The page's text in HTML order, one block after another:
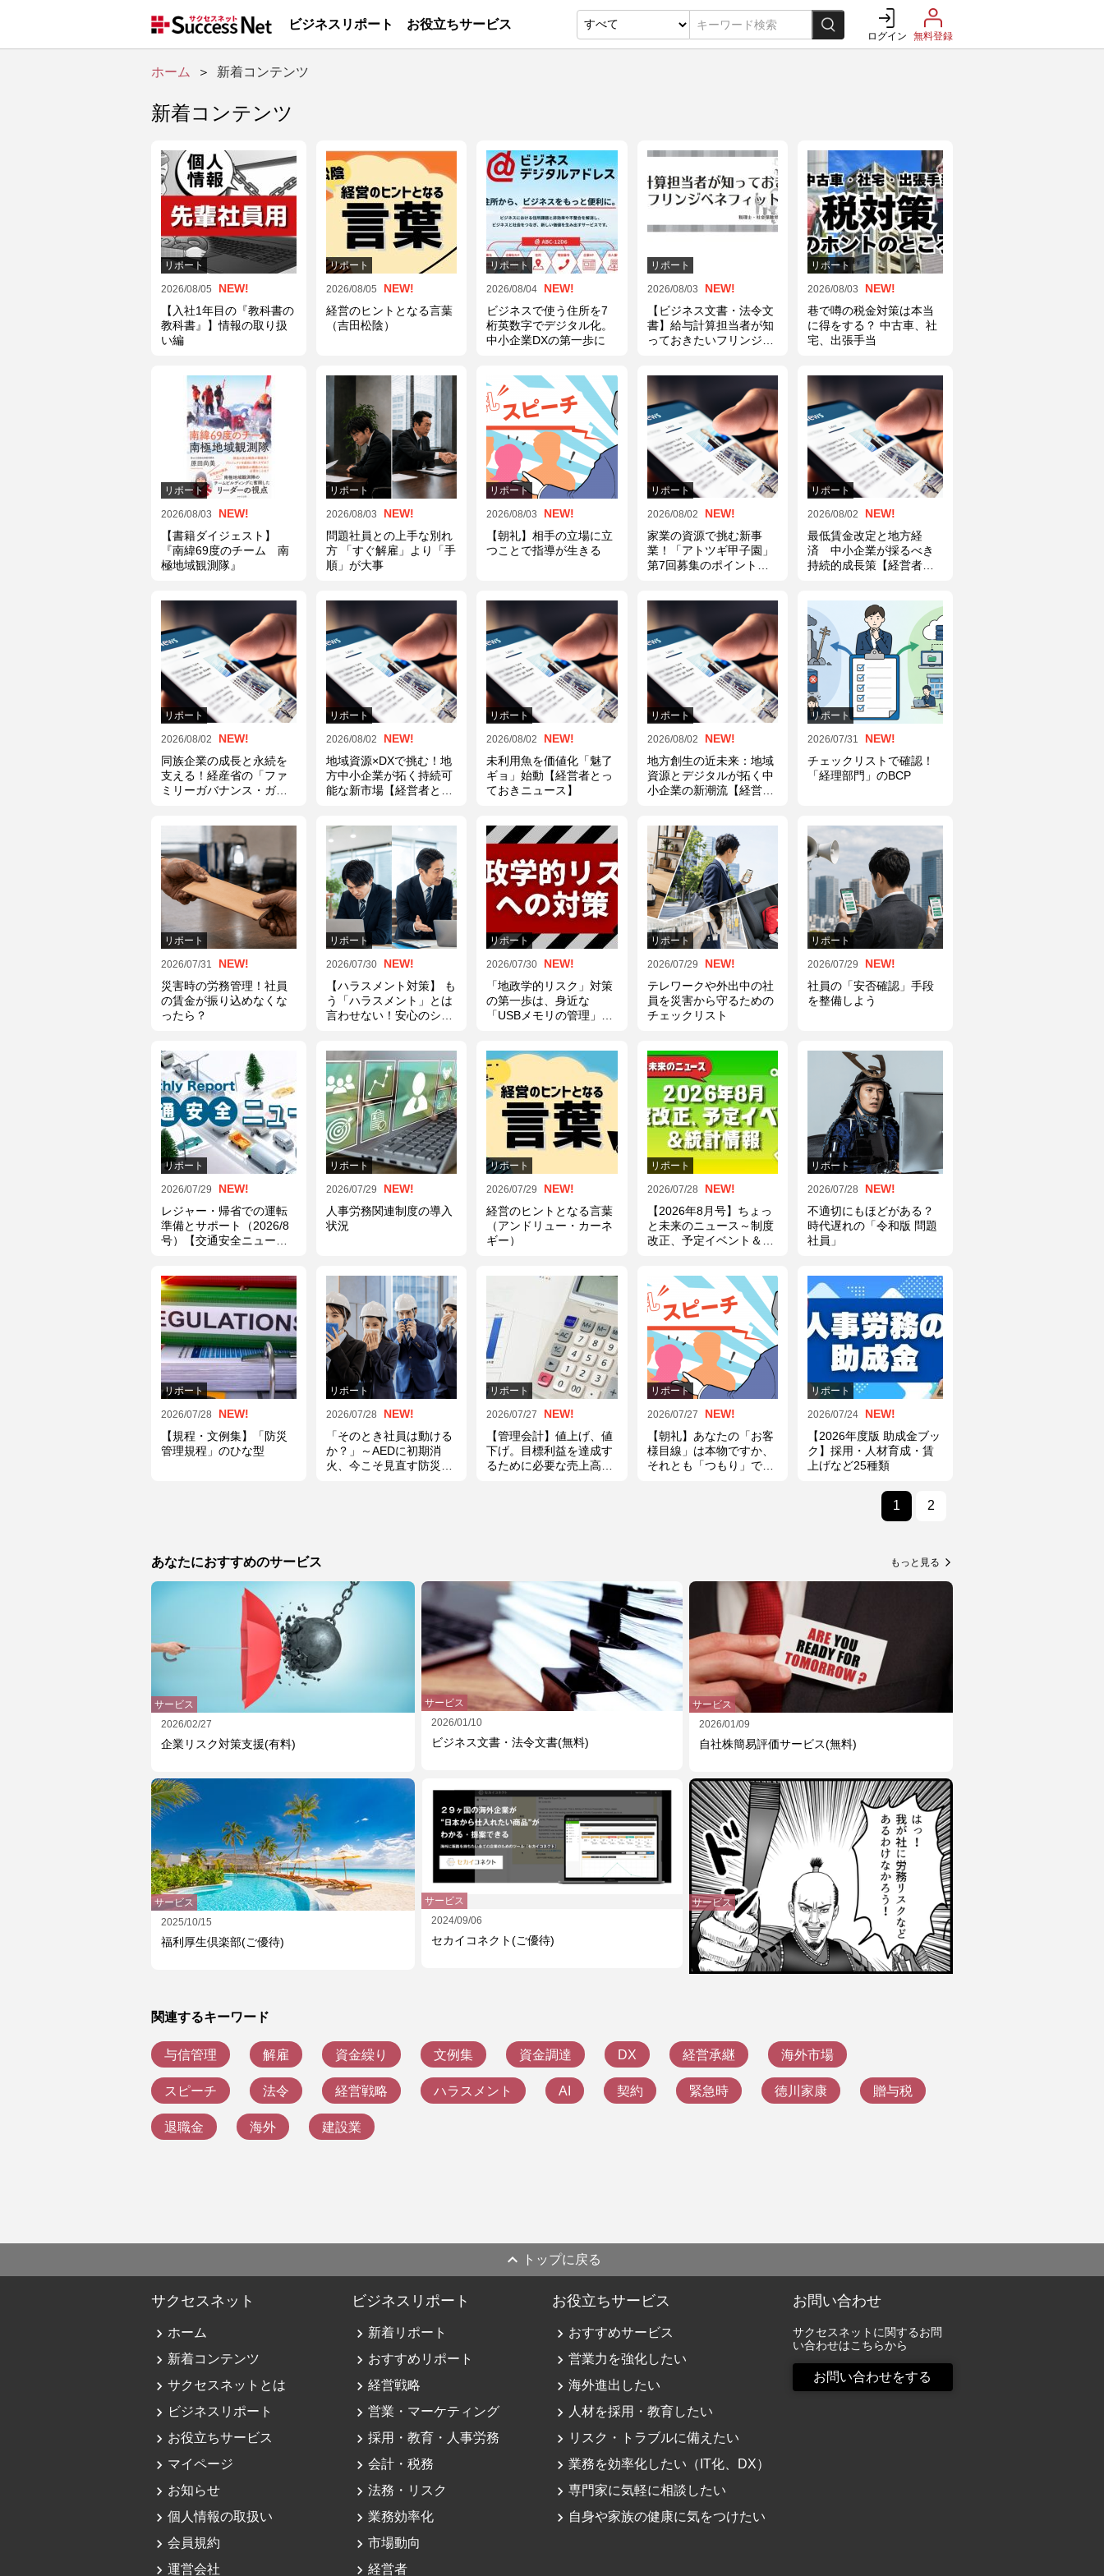
ログイン 無料登録
ビジネスリポート お役立ちサービス
ホーム ＞ 新着コンテンツ
新着コンテンツ
リポート
2026/08/05
NEW!
【入社1年目の『教科書の
教科書』】情報の取り扱
い編
リポート
2026/08/05
NEW!
経営のヒントとなる言葉
（吉田松陰）
リポート
2026/08/04
NEW!
ビジネスで使う住所を7
桁英数字でデジタル化。
中小企業DXの第一歩に
リポート
2026/08/03
NEW!
【ビジネス文書・法令文
書】給与計算担当者が知
っておきたいフリンジベ
リポート
2026/08/03
NEW!
巷で噂の税金対策は本当
に得をする？ 中古車、社
宅、出張手当
リポート
2026/08/03
NEW!
【書籍ダイジェスト】
『南緯69度のチーム 南
極地域観測隊』
リポート
2026/08/03
NEW!
問題社員との上手な別れ
方 「すぐ解雇」より「手
順」が大事
リポート
2026/08/03
NEW!
【朝礼】相手の立場に立
つことで指導が生きる
リポート
2026/08/02
NEW!
家業の資源で挑む新事
業！「アトツギ甲子園」
第7回募集のポイント
リポート
2026/08/02
NEW!
最低賃金改定と地方経
済 中小企業が採るべき
持続的成長策【経営者と
リポート
2026/08/02
NEW!
同族企業の成長と永続を
支える！経産省の「ファ
ミリーガバナンス・ガイ
リポート
2026/08/02
NEW!
地域資源×DXで挑む！地
方中小企業が拓く持続可
能な新市場【経営者とっ
リポート
2026/08/02
NEW!
未利用魚を価値化「魅了
ギョ」始動【経営者とっ
ておきニュース】
リポート
2026/08/02
NEW!
地方創生の近未来：地域
資源とデジタルが拓く中
小企業の新潮流【経営者
リポート
2026/07/31
NEW!
チェックリストで確認！
「経理部門」のBCP
リポート
2026/07/31
NEW!
災害時の労務管理！社員
の賃金が振り込めなくな
ったら？
リポート
2026/07/30
NEW!
【ハラスメント対策】 も
う「ハラスメント」とは
言わせない！安心のシー
リポート
2026/07/30
NEW!
「地政学的リスク」対策
の第一歩は、身近な
「USBメモリの管理」か
リポート
2026/07/29
NEW!
テレワークや外出中の社
員を災害から守るための
チェックリスト
リポート
2026/07/29
NEW!
社員の「安否確認」手段
を整備しよう
リポート
2026/07/29
NEW!
レジャー・帰省での運転
準備とサポート（2026/8
号）【交通安全ニュー
リポート
2026/07/29
NEW!
人事労務関連制度の導入
状況
リポート
2026/07/29
NEW!
経営のヒントとなる言葉
（アンドリュー・カーネ
ギー）
リポート
2026/07/28
NEW!
【2026年8月号】ちょっ
と未来のニュース～制度
改正、予定イベント＆統
リポート
2026/07/28
NEW!
不適切にもほどがある？
時代遅れの「令和版 問題
社員」
リポート
2026/07/28
NEW!
【規程・文例集】「防災
管理規程」のひな型
リポート
2026/07/28
NEW!
「そのとき社員は動ける
か？」～AEDに初期消
火、今こそ見直す防災訓
リポート
2026/07/27
NEW!
【管理会計】値上げ、値
下げ。目標利益を達成す
るために必要な売上高の
リポート
2026/07/27
NEW!
【朝礼】あなたの「お客
様目線」は本物ですか、
それとも「つもり」です
リポート
2026/07/24
NEW!
【2026年度版 助成金ブッ
ク】採用・人材育成・賃
上げなど25種類
1 2
あなたにおすすめのサービス もっと見る arrow_forward_ios
サービス
2026/02/27
企業リスク対策支援(有料)
サービス
2026/01/10
ビジネス文書・法令文書(無料)
サービス
2026/01/09
自社株簡易評価サービス(無料)
サービス
2025/10/15
福利厚生倶楽部(ご優待)
サービス
2024/09/06
セカイコネクト(ご優待)
サービス
2024/02/16
労務リスク診断サービス(無料)
関連するキーワード
与信管理 解雇 資金繰り 文例集 資金調達 DX 経営承継 海外市場
スピーチ 法令 経営戦略 ハラスメント AI 契約 緊急時 徳川家康 贈与税
退職金 海外 建設業
expand_less トップに戻る
サクセスネット
navigate_next ホーム
navigate_next 新着コンテンツ
navigate_next サクセスネットとは
navigate_next ビジネスリポート
navigate_next お役立ちサービス
navigate_next マイページ
navigate_next お知らせ
navigate_next 個人情報の取扱い
navigate_next 会員規約
navigate_next 運営会社
ビジネスリポート
navigate_next 新着リポート
navigate_next おすすめリポート
navigate_next 経営戦略
navigate_next 営業・マーケティング
navigate_next 採用・教育・人事労務
navigate_next 会計・税務
navigate_next 法務・リスク
navigate_next 業務効率化
navigate_next 市場動向
navigate_next 経営者
お役立ちサービス
navigate_next おすすめサービス
navigate_next 営業力を強化したい
navigate_next 海外進出したい
navigate_next 人材を採用・教育したい
navigate_next リスク・トラブルに備えたい
navigate_next 業務を効率化したい（IT化、DX）
navigate_next 専門家に気軽に相談したい
navigate_next 自身や家族の健康に気をつけたい
お問い合わせ
サクセスネットに関するお問
い合わせはこちらから
お問い合わせをする